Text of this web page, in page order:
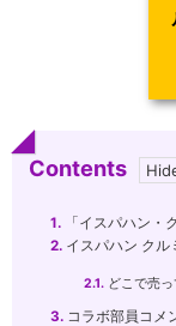
Contents
1. 「イスパハン・
2. イスパハン ク
2.1. どこで売
3. コラボ部員コメ